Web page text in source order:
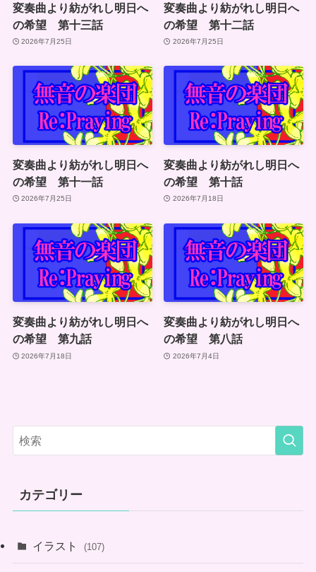
変奏曲より紡がれし明日へ
の希望 第十三話
2026年7月25日
変奏曲より紡がれし明日へ
の希望 第十二話
2026年7月25日
変奏曲より紡がれし明日へ
の希望 第十一話
2026年7月25日
変奏曲より紡がれし明日へ
の希望 第十話
2026年7月18日
変奏曲より紡がれし明日へ
の希望 第九話
2026年7月18日
変奏曲より紡がれし明日へ
の希望 第八話
2026年7月4日
カテゴリー
イラスト (107)